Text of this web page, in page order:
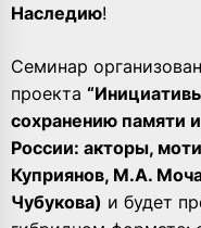
Наследию!
Семинар
проекта
сохранению памяти
России: акторы,
Куприянов, М.А.
Чубукова) и будет